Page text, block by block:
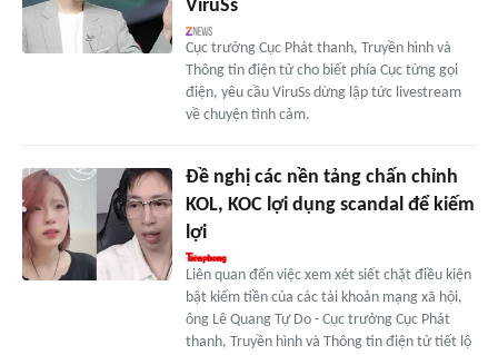
ViruSs
Cục trưởng Cục Phát thanh, Truyền hình và
Thông tin điện tử cho biết phía Cục từng gọi
điện, yêu cầu ViruSs dừng lập tức livestream
về chuyện tình cảm.
Đề nghị các nền tảng chấn chỉnh
KOL, KOC lợi dụng scandal để kiếm
lợi
Liên quan đến việc xem xét siết chặt điều kiện
bật kiếm tiền của các tài khoản mạng xã hội,
ông Lê Quang Tự Do - Cục trưởng Cục Phát
thanh, Truyền hình và Thông tin điện tử tiết lộ